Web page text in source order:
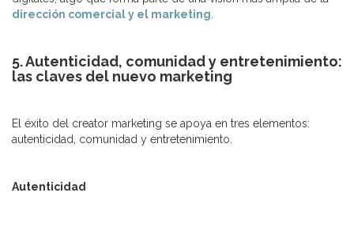
dirección comercial y el marketing
5. Autenticidad, comunidad y entretenimiento:
las claves del nuevo marketing
El éxito del creator marketing se apoya en tres elementos:
autenticidad, comunidad y entretenimiento.
Autenticidad